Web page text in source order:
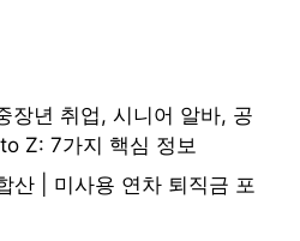
장년 취업, 시니어 알바, 공
Z: 7가지 핵심 정보
산 | 미사용 연차 퇴직금 포